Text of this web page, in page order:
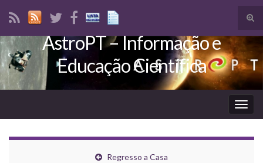
Search for:
AstroPT – Informação e
Educação Científica
Regresso a Casa